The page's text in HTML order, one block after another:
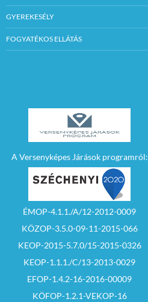
GYEREKESÉLY
FOGYATÉKOS ELLÁTÁS
A Versenyképes Járások programról:
ÉMOP-4.1.1./A/12-2012-0009
KÖZOP-3.5.0-09-11-2015-066
KEOP-2015-5.7.0/15-2015-0326
KEOP-1.1.1./C/13-2013-0029
EFOP-1.4.2-16-2016-00009
KÖFOP-1.2.1-VEKOP-16